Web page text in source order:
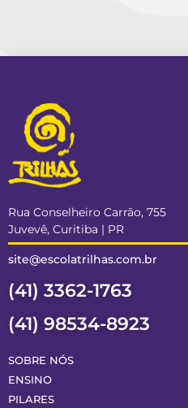
Rua Conselheiro Carrão, 755
Juvevê, Curitiba | PR
site@escolatrilhas.com.br
(41) 3362-1763
(41) 98534-8923
SOBRE NÓS
ENSINO
PILARES